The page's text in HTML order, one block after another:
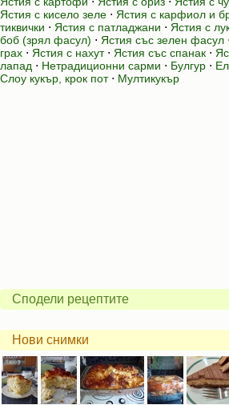
Ястия с кисело зеле ⋅ Ястия с карфиол и
тиквички ⋅ Ястия с патладжани ⋅ Ястия с
боб (зрял фасул) ⋅ Ястия със зелен фасул ⋅
грах ⋅ Ястия с нахут⋅ Ястия със спанак ⋅
лапад ⋅ Нетрадиционни сарми ⋅ Булгур ⋅
Слоу кукър, крок пот⋅ Мултикукър
Сподели рецептите
Нови снимки